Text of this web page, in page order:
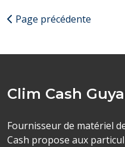
Page précédente
Clim Cash
Fournisseur de matériel
Cash propose aux